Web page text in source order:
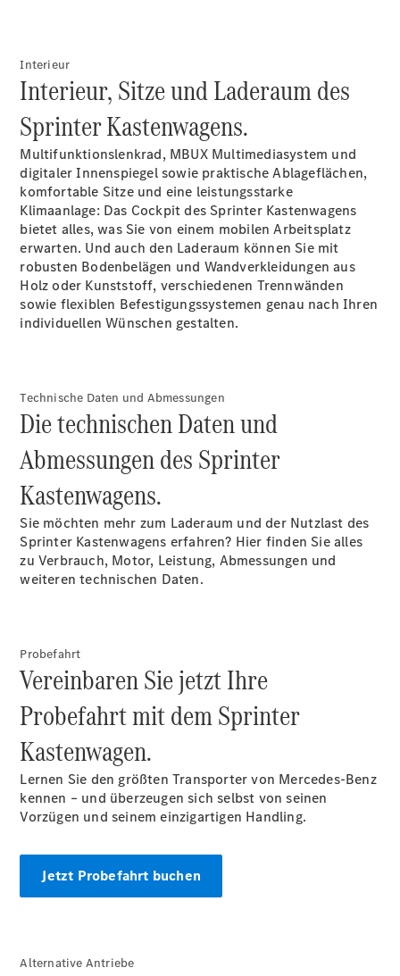
Kastenwagen
Vito Tourer
Konfigurator
Probefahrt
Mercedes-
Benz Store
Marco Polo
Alle Vans
Marco Polo
Marco Polo
Konfigurator
Probefahrt
Mercedes-
Benz Store
Alle
eSprinter
Kastenwagen
eSprinter
Fahrgestell
Elektrisch
Pritschenwagen
Konfigurator
Benz Store
Interieur
Interieur, Sitze und Laderaum des
Sprinter Kastenwagens.
Multifunktionslenkrad, MBUX Multimediasystem und
digitalerInnenspiegelsowie praktische Ablageflächen,
komfortable Sitze und eine leistungsstarke
Klimaanlage: Das Cockpit des Sprinter Kastenwagens
bietet alles, was Sie von einem mobilen Arbeitsplatz
erwarten. Und auch den Laderaum können Sie mit
robusten Bodenbelägen und Wandverkleidungen aus
Holz oder Kunststoff, verschiedenen Trennwänden
sowie flexiblen Befestigungssystemen genau nach Ihren
individuellen Wünschen gestalten.
Technische Daten und Abmessungen
Die technischen Daten und
Abmessungen des Sprinter
Kastenwagens.
Sie möchten mehr zum Laderaum und der Nutzlast des
Sprinter Kastenwagens erfahren? Hier finden Sie alles
zu Verbrauch, Motor, Leistung, Abmessungen und
weiteren technischen Daten.
Probefahrt
Vereinbaren Sie jetzt Ihre
Probefahrt mit dem Sprinter
Kastenwagen.
Lernen Sie den größten Transporter von Mercedes-Benz
kennen – und überzeugen sich selbst von seinen
Vorzügen und seinem einzigartigen Handling.
Jetzt Probefahrt buchen
Alternative Antriebe